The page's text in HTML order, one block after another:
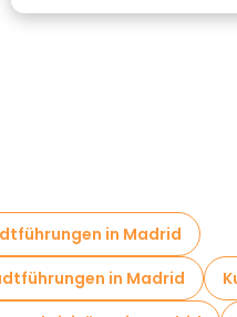
in Madrid
in Madrid